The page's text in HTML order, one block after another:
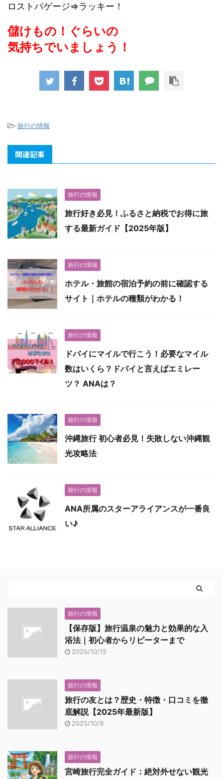
ロストバゲージ⇒ラッキー！
儲けもの！ぐらいの
気持ちでいましょう！
-旅行の情報
関連記事
旅行の情報
旅行好き必見！ふるさと納税でお得に旅
する最新ガイド【2025年版】
旅行の情報
ホテル・旅館の宿泊予約の前に確認する
サイト｜ホテルの種類がわかる！
旅行の情報
ドバイにマイルで行こう！必要なマイル
数はいくら？ドバイと言えばエミレー
ツ？ ANAは？
旅行の情報
沖縄旅行 初心者必見！失敗しない沖縄観
光攻略法
旅行の情報
ANA所属のスターアライアンスが一番良
い♪
旅行の情報
【保存版】旅行温泉の魅力と効果的な入
浴法｜初心者からリピーターまで
2025/10/15
旅行の情報
旅行の友とは？歴史・特徴・口コミを徹
底解説【2025年最新版】
2025/10/9
旅行の情報
宮崎旅行完全ガイド：絶対外せない観光